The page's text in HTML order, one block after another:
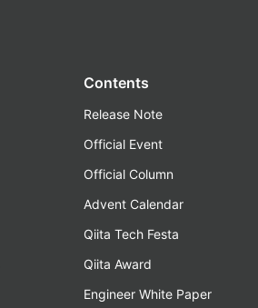
Contents
Release Note
Official Event
Official Column
Advent Calendar
Qiita Tech Festa
Qiita Award
Engineer White Paper